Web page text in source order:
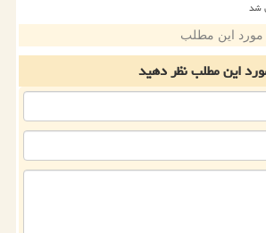
شد
مورد این مطلب
این مطلبنظر دهید